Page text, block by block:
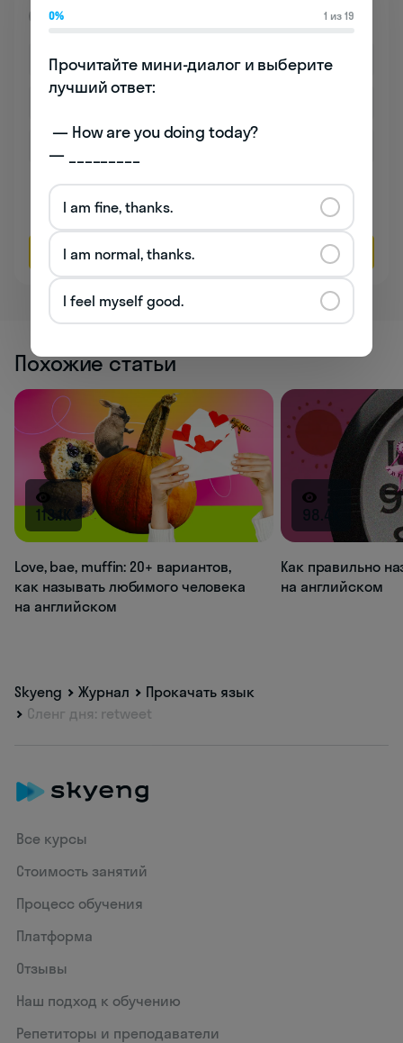
Даю согласие на обработкуперсональных данных
Соглашаюсь наполучение рекламы
Оставить заявку
Похожие статьи
113.1K
Love, bae, muffin: 20+ вариантов,
как называть любимого человека
на английском
98.4K
Как правильно
на английском
Skyeng Журнал
Прокачать язык
Сленг дня: retweet
Все курсы
Стоимость занятий
Процесс обучения
Платформа
Отзывы
Наш подход к обучению
Репетиторы и преподаватели
0% 1 из 19
Прочитайте мини-диалог и выберите
лучший ответ:
— _________
I am fine, thanks.
I am normal, thanks.
I feel myself good.